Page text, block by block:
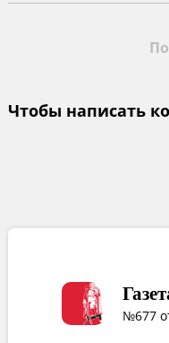
Чтобы написать
№677